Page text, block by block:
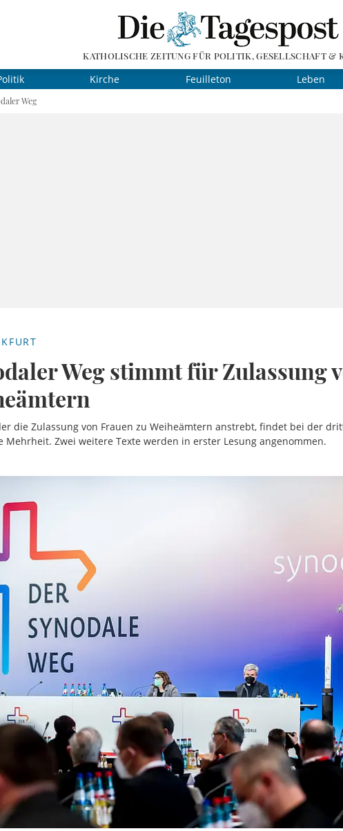
KATHOLISCHE ZEITUNG FÜR POLITIK, GESELLSCHAFT &
Kirche Feuilleton Leben
Weg
Weg stimmt für Zulassung
die Zulassung von Frauen zu Weiheämtern anstrebt, findet bei der
Mehrheit. Zwei weitere Texte werden in erster Lesung angenommen.